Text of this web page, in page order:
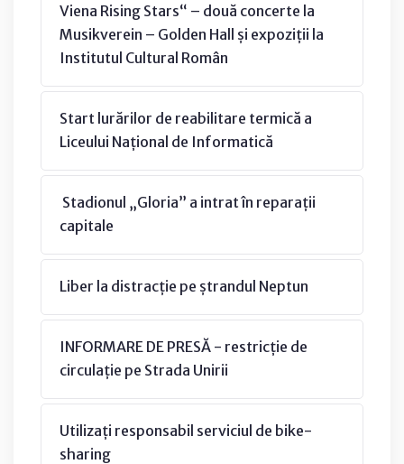
Viena Rising Stars“ – două concerte la
Musikverein – Golden Hall și expoziții la
Institutul Cultural Român
Start lurărilor de reabilitare termică a
Liceului Național de Informatică
Stadionul „Gloria” a intrat în reparații
capitale
Liber la distracție pe ștrandul Neptun
INFORMARE DE PRESĂ - restricție de
circulație pe Strada Unirii
Utilizați responsabil serviciul de bike-
sharing